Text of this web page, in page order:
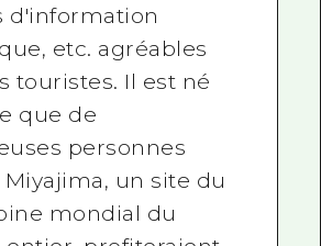
d'information
etc. agréables
touristes. Il est né
que de
personnes
un site du
mondial du